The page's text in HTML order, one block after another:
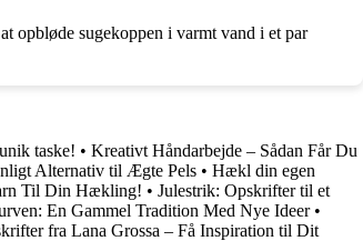
opbløde sugekoppen i varmt vand i et par
taske! • Kreativt Håndarbejde – Sådan Får Du
Alternativ til Ægte Pels • Hækl din egen
Til Din Hækling! • Julestrik: Opskrifter til et
En Gammel Tradition Med Nye Ideer•
fra Lana Grossa – Få Inspiration til Dit